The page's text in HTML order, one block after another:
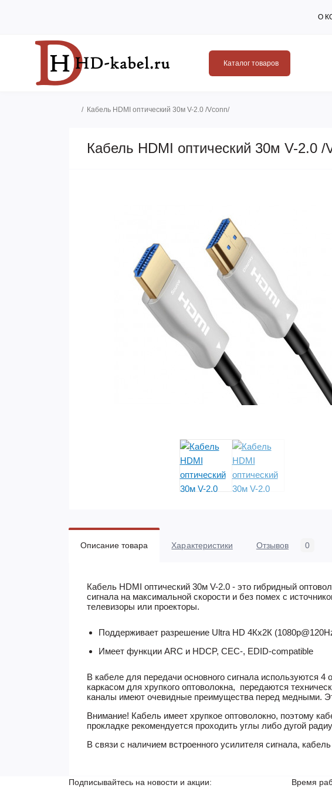
О
Каталог товаров
Кабель HDMI оптический 30м V-2.0 /Vconn/
Кабель HDMI оптический 30м V-2.0 /
Описание товара Характеристики Отзывов 0
Кабель HDMI оптический 30м V-2.0 - это гибридный
сигнала на максимальной скорости и без помех с
телевизоры или проекторы.
Поддерживает разрешение Ultra HD 4Кх2К
Имеет функции ARC и HDCP, CEC-, EDID-compatible
В кабеле для передачи основного сигнала используются 4
каркасом для хрупкого оптоволокна, передаются
каналы имеют очевидные преимущества перед медными.
Внимание! Кабель имеет хрупкое оптоволокно, поэтому
прокладке рекомендуется проходить углы либо дугой
В связи с наличием встроенного усилителя сигнала,
Подписывайтесь на новости и акции: Время